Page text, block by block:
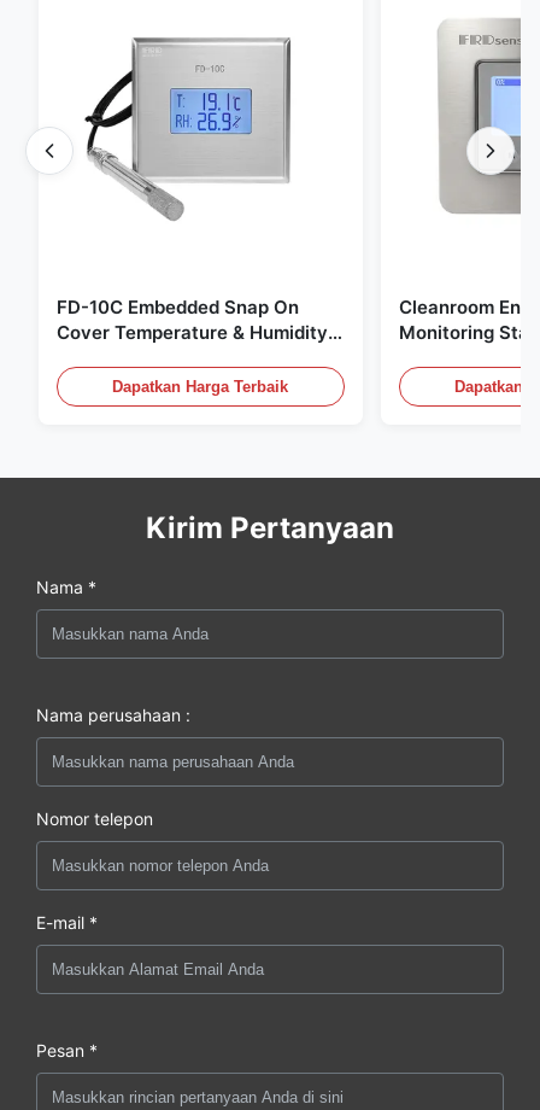
FD-10C Embedded Snap On
Cover Temperature & Humidity
MonitorDapatkan Harga Terbaik
Cleanroom
Monitoring
20mA/RS485
Deteksi Asap
Dapatkan
Kirim Pertanyaan
Nama *
Nama perusahaan :
Nomor telepon
E-mail *
Pesan *